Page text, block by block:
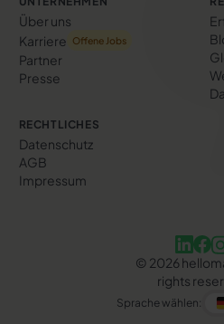
Über uns
Karriere
Offene Jobs
Partner
Presse
RECHTLICHES
Datenschutz
AGB
Impressum
© 2026
rights
Sprache wählen: